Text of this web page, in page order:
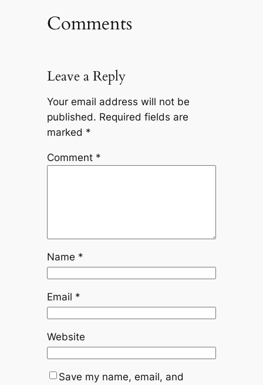
Comments
Leave a Reply
Your email address will not be
published. Required fields are
marked *
Comment *
Name *
Email *
Website
Save my name, email, and